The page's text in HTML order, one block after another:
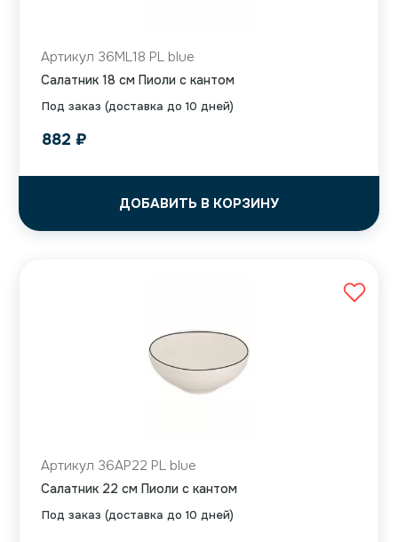
Под заказ (доставка до 10 дней)
Артикул 36ML18 PL blue
Салатник 18 см Пиоли с кантом
882 ₽
ДОБАВИТЬ В КОРЗИНУ
Под заказ (доставка до 10 дней)
Артикул 36AP22 PL blue
Салатник 22 см Пиоли с кантом